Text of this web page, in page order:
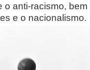
o anti-racismo,
e o nacionalismo.